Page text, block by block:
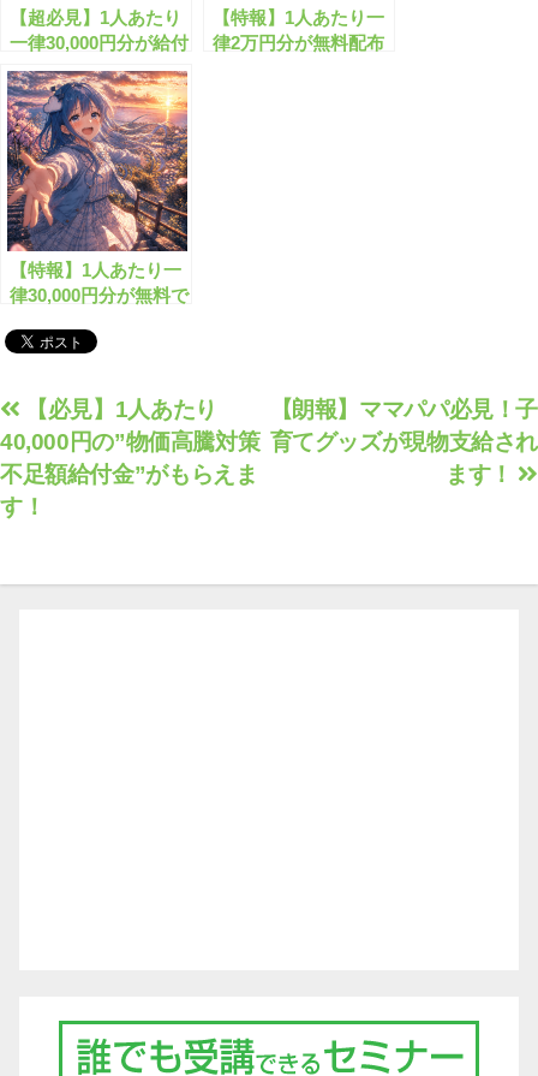
【超必見】1人あたり
一律30,000円分が給付
されます！
【特報】1人あたり一
律2万円分が無料配布
【特報】1人あたり一
律30,000円分が無料で
投
稿
ナ
ビ
【朗報】ママパパ必見！子
育てグッズが現物支給され
ます！
【必見】1人あたり
40,000円の”物価高騰対策
不足額給付金”がもらえま
す！